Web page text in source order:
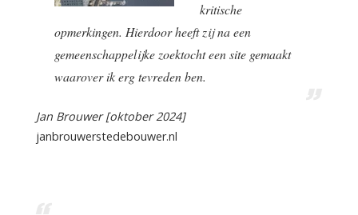
kritische
opmerkingen. Hierdoor heeft zij na een
gemeenschappelijke zoektocht een site gemaakt
waarover ik erg tevreden ben.
Jan Brouwer [oktober 2024]
janbrouwerstedebouwer.nl